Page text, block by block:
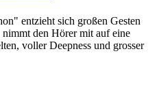
entzieht sich großen Gesten
den Hörer mit auf eine
voller Deepness und grosser